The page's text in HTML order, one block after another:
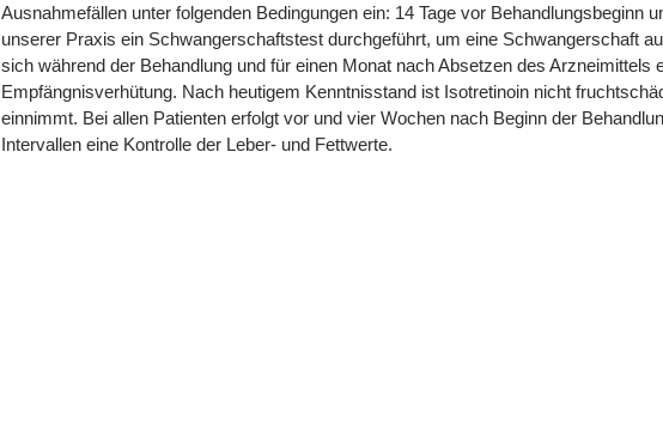
Ausnahmefällen unter folgenden Bedingungen ein: 14 Tage vor Behandlungsbeginn
unserer Praxis ein Schwangerschaftstest durchgeführt, um eine Schwangerschaft
sich während der Behandlung und für einen Monat nach Absetzen des Arzneimittels
Empfängnisverhütung. Nach heutigem Kenntnisstand ist Isotretinoin nicht
einnimmt. Bei allen Patienten erfolgt vor und vier Wochen nach Beginn der
Intervallen eine Kontrolle der Leber- und Fettwerte.